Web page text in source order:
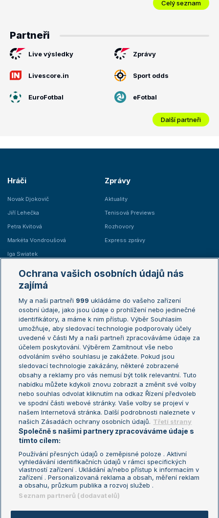
Celý seznam
Partneři
Live výsledky Zprávy
Livescore.in Sport odds
EuroFotbal eFotbal
Další partneři
Hráči
Novak Djokovič
Jiří Lehečka
Petra Kvitová
Markéta Vondroušová
Iga Swiatek
Zprávy
Aktuality
Tenisová Previews
Rozhovory
Express zprávy
Žebříčky
Žebříček ATP (muži)
Žebříček WTA (ženy)
Sázkařský žebříček
Australian Open
French Open
Wimbledon
US Open
Turnaj mistrů
Turnaj mistryň
Aktualní trendy
Fotbalové přestupy
Livesport Daily
LS Prague Open
Podmínky užití
Nastavení soukromí
GDPR a žurnalistika
Reklama
Kontakt
Informace o zpracování osobních
údajů
Ochrana vašich osobních údajů nás
zajímá
My a naši partneři 999 ukládáme do vašeho zařízení
osobní údaje, jako jsou údaje o prohlížení nebo jedinečné
identifikátory, a máme k nim přístup. Výběr Souhlasím
umožňuje, aby sledovací technologie podporovaly účely
uvedené v části My a naši partneři zpracováváme údaje za
účelem poskytování. Výběrem Zamítnout vše nebo
odvoláním svého souhlasu je zakážete. Pokud jsou
sledovací technologie zakázány, některé zobrazené
obsahy a reklamy pro vás nemusí být tolik relevantní. Tuto
nabídku můžete kdykoli znovu zobrazit a změnit své volby
nebo souhlas odvolat kliknutím na odkaz Řízení předvoleb
ve spodní části webové stránky. Vaše volby se projeví v
našem Internetová stránka. Další podrobnosti naleznete v
našich Zásadách ochrany osobních údajů. Třetí strany
Společně s našimi partnery zpracováváme údaje s
tímto cílem:
Používání přesných údajů o zeměpisné poloze . Aktivní
vyhledávání identifikačních údajů v rámci specifických
vlastností zařízení . Ukládání a/nebo přístup k informacím v
zařízení . Personalizovaná reklama a obsah, měření reklam
a obsahu, průzkum publika a rozvoj služeb .
Seznam partnerů (dodavatelů)